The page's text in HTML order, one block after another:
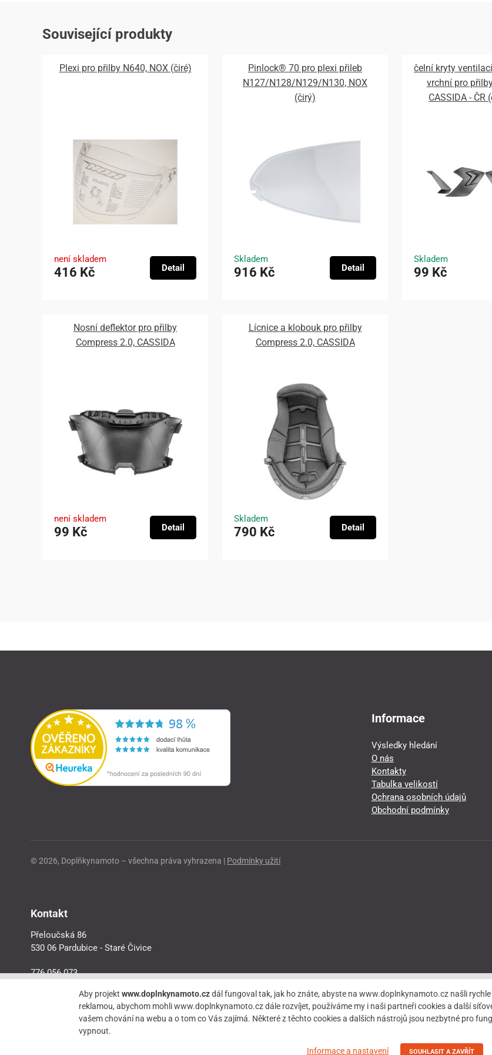
Související produkty
Plexi pro přilby N640, NOX (čiré)
není skladem
416 Kč Detail
Pinlock® 70 pro plexi přileb
N127/N128/N129/N130, NOX
(čirý)
Skladem
916 Kč Detail
čelní kryty
vrchní pro
CASSIDA - ČR
Skladem
99 Kč
Nosní deflektor pro přilby
Compress 2.0, CASSIDA
není skladem
99 Kč Detail
Lícnice a klobouk pro přilby
Compress 2.0, CASSIDA
Skladem
790 Kč Detail
Informace
Výsledky hledání
O nás
Kontakty
Tabulka velikostí
Ochrana osobních údajů
Obchodní podmínky
© 2026, Doplňkynamoto – všechna práva vyhrazena | Podmínky užití
Kontakt
Přeloučská 86
530 06 Pardubice - Staré Čivice
776 056 073
Aby projektwww.doplnkynamoto.czdál fungoval tak, jak ho znáte, abyste na www.doplnkynamoto.cz našli
reklamou, abychom mohli www.doplnkynamoto.cz dále rozvíjet, používáme my i naši partneři cookies a další
vašem chování na webu a o tom co Vás zajímá. Některé z těchto cookies a dalších nástrojů jsou nezbytné pro
vypnout.
Informace a nastavení SOUHLASIT A ZAVŘÍT